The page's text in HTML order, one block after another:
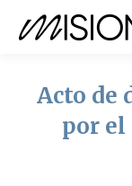
Acto de
por el